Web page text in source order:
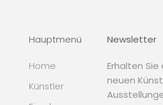
Hauptmenü
Home
Künstler
Newsletter
Erhalten Sie
neuen